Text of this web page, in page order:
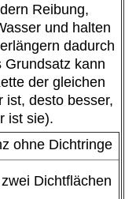
Reibung,
und halten
dadurch
Grundsatz kann
der gleichen
ist, desto besser,
ist sie).
ohne Dichtringe
Dichtflächen